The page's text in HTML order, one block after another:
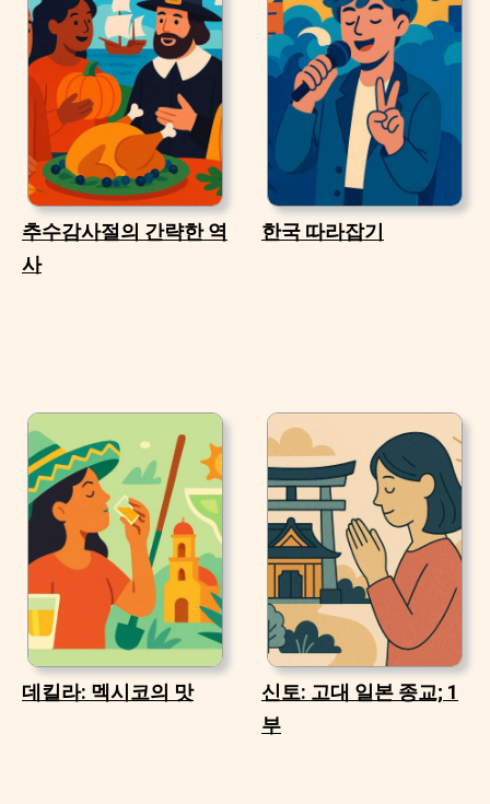
추수감사절의 간략한 역
사
한국 따라잡기
데킬라: 멕시코의 맛
신토: 고대 일본 종교; 1
부